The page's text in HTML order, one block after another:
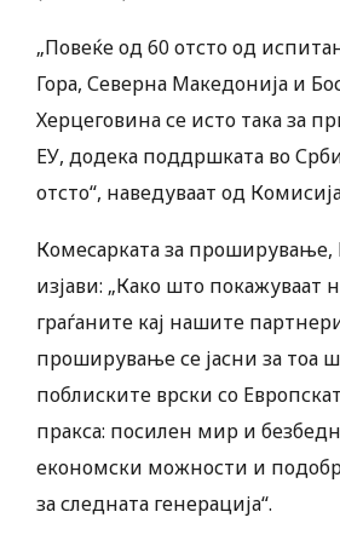
„Повеќе од 60 отсто од
Гора, Северна Македонија и
Херцеговина се исто така за
ЕУ, додека поддршката во
отсто“, наведуваат од
Комесарката за проширување,
изјави: „Како што покажуваат
граѓаните кај нашите
проширување се јасни за тоа
поблиските врски со
пракса: посилен мир и
економски можности и
за следната генерација“.